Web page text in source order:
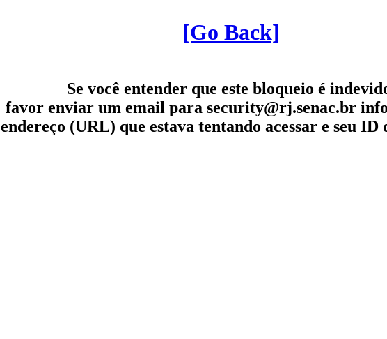
[Go Back]
Se você entender que este bloqueio é
favor enviar um email para security@rj.senac.br
endereço (URL) que estava tentando acessar e seu ID